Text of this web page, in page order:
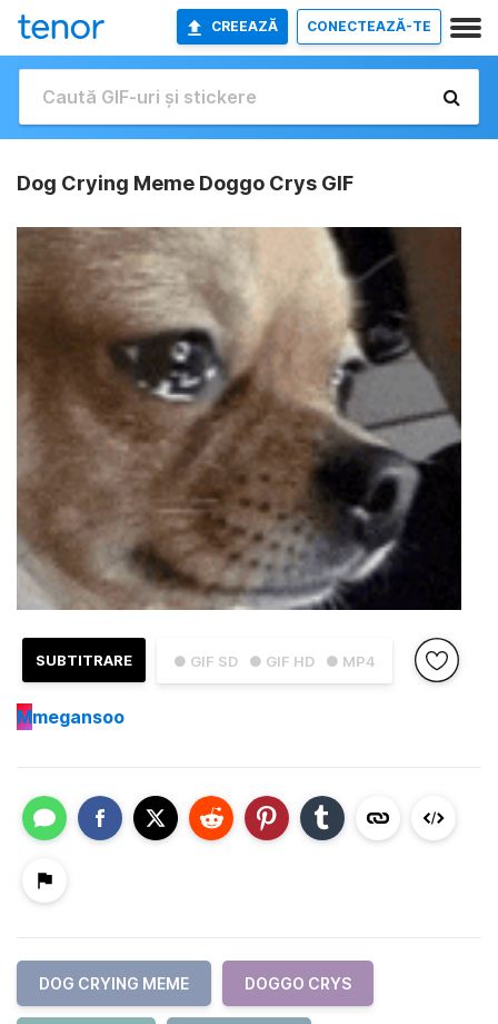
CREEAZĂ CONECTEAZĂ-TE
Dog Crying Meme Doggo Crys GIF
● GIF SD ● GIF HD ● MP4
SUBTITRARE
Mmegansoo
DOG CRYING MEME DOGGO CRYS